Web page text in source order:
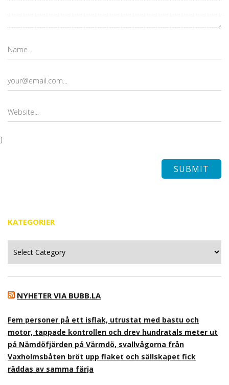
KATEGORIER
NYHETER VIA BUBB.LA
Fem personer på ett isflak, utrustat med bastu och
motor, tappade kontrollen och drev hundratals meter ut
på Nämdöfjärden på Värmdö, svallvågorna från
Vaxholmsbåten bröt upp flaket och sällskapet fick
räddas av samma färja